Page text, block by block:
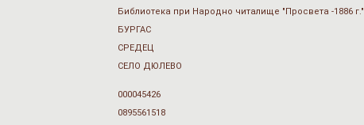
Библиотека при Народно читалище "Просвета -1886 г."
БУРГАС
СРЕДЕЦ
СЕЛО ДЮЛЕВО
000045426
0895561518